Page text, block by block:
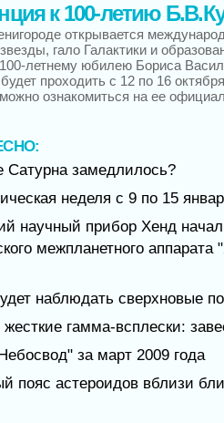
к 100-летию
открывается
гало Галактики и
летнему юбилею Бориса
проходить с 12 по 16
ознакомиться на ее
Сатурна замедлилось?
неделя с 9 по 15
научный прибор Хенд
межпланетного аппарата
наблюдать сверхновые
жесткие гамма-всплески:
за март 2009 года
пояс астероидов вблизи